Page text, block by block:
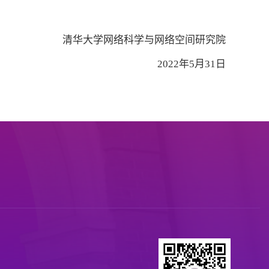
清华大学网络科学与网络空间研究院
2022年5月31日